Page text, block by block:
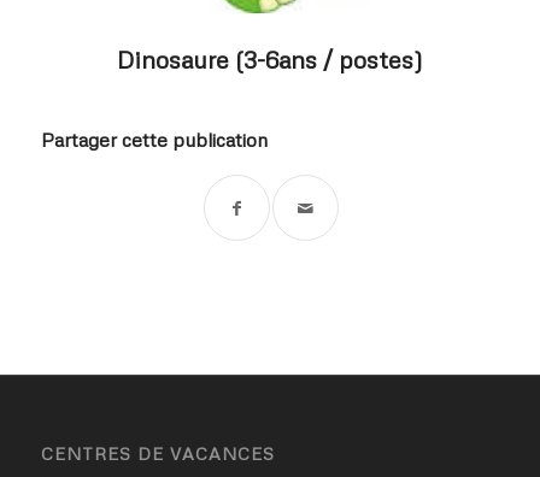
Dinosaure (3-6ans / postes)
Partager cette publication
CENTRES DE VACANCES